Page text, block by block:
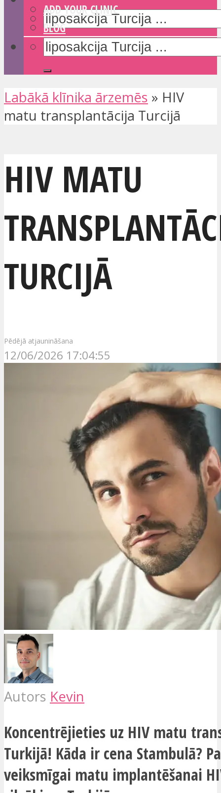
ADD YOUR CLINIC
BLOG
Labākā klīnika ārzemēs » HIV
matu transplantācija Turcijā
HIV MATU
TURCIJĀ
Pēdējā atjaunināšana
12/06/2026 17:04:55
Autors Kevin
Koncentrējieties uz HIV matu
Turkijā! Kāda ir cena Stambulā?
veiksmīgai matu implantēšanai